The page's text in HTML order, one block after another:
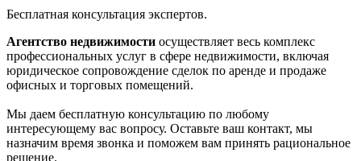
Бесплатная консультация экспертов.
Агентство недвижимости осуществляет весь комплекс
профессиональных услуг в сфере недвижимости, включая
юридическое сопровождение сделок по аренде и продаже
офисных и торговых помещений.
Мы даем бесплатную консультацию по любому
интересующему вас вопросу. Оставьте ваш контакт, мы
назначим время звонка и поможем вам принять рациональное
решение.